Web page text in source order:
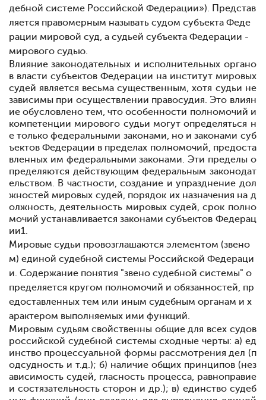
дебной системе Российской Федерации»). Представ
ляется правомерным называть судом субъекта Феде
рации мировой суд, а судьей субъекта Федерации -
мирового судью.
Влияние законодательных и исполнительных органо
в власти субъектов Федерации на институт мировых
судей является весьма существенным, хотя судьи не
зависимы при осуществлении правосудия. Это влиян
ие обусловлено тем, что особенности полномочий и
компетенции мирового судьи могут определяться н
е только федеральными законами, но и законами суб
ъектов Федерации в пределах полномочий, предоста
вленных им федеральными законами. Эти пределы о
пределяются действующим федеральным законодат
ельством. В частности, создание и упразднение дол
жностей мировых судей, порядок их назначения на д
олжность, деятельность мировых судей, срок полно
мочий устанавливается законами субъектов Федерац
ии1.
Мировые судьи провозглашаются элементом (звено
м) единой судебной системы Российской Федераци
и. Содержание понятия "звено судебной системы" о
пределяется кругом полномочий и обязанностей, пр
едоставленных тем или иным судебным органам и х
арактером выполняемых ими функций.
Мировым судьям свойственны общие для всех судов
российской судебной системы сходные черты: а) ед
инство процессуальной формы рассмотрения дел (п
одсудность и т.д.); б) наличие общих принципов (нез
ависимость судей, гласность процесса, равноправие
и состязательность сторон и др.); в) единство судеб